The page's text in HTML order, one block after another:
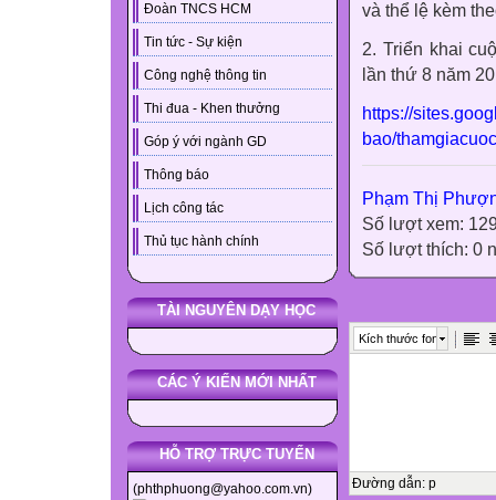
Đoàn TNCS HCM
Tin tức - Sự kiện
Công nghệ thông tin
Thi đua - Khen thưởng
Góp ý với ngành GD
Thông báo
Lịch công tác
Thủ tục hành chính
TÀI NGUYÊN DẠY HỌC
CÁC Ý KIẾN MỚI NHẤT
HỖ TRỢ TRỰC TUYẾN
(phthphuong@yahoo.com.vn)
và thể lệ kèm
2. Triển khai
lần thứ 8 năm
https://
bao/
Phạm Thị
Số lượt xem:
Số lượt thích: 0
Kích thước font
Đường dẫn: p